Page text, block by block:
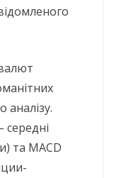
аналізу.
середні
та MACD